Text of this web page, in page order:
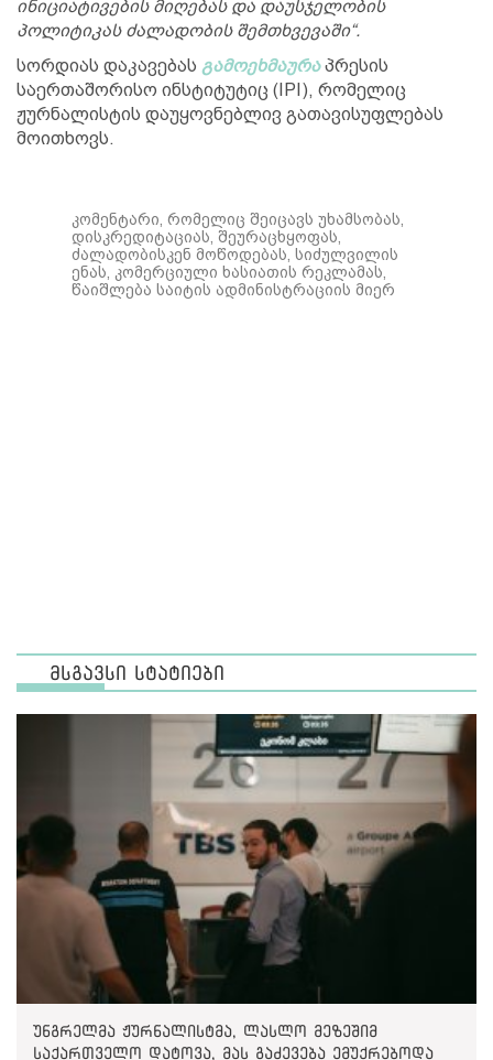
ინიციატივების მიღებას და დაუსჯელობის
პოლიტიკას ძალადობის შემთხვევაში“.
სორდიას დაკავებას გამოეხმაურაპრესის
საერთაშორისო ინსტიტუტიც (IPI), რომელიც
ჟურნალისტის დაუყოვნებლივ გათავისუფლებას
მოითხოვს.
კომენტარი, რომელიც შეიცავს უხამსობას,
დისკრედიტაციას, შეურაცხყოფას,
ძალადობისკენ მოწოდებას, სიძულვილის
ენას, კომერციული ხასიათის რეკლამას,
წაიშლება საიტის ადმინისტრაციის მიერ
მსგავსი სტატიები
უნგრელმა ჟურნალისტმა, ლასლო მეზეშიმ
საქართველო დატოვა, მას გაძევება ემუქრებოდა